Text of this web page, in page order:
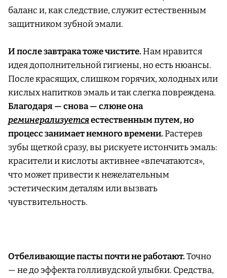
баланс и, как следствие, служит естественным
защитником зубной эмали.
И после завтрака тоже чистите.Нам нравится
идея дополнительной гигиены, но есть нюансы.
После красящих, слишком горячих, холодных или
кислых напитков эмаль и так слегка повреждена.
Благодаря — снова — слюне она
реминерализуетсяестественным путем, но
процесс занимает немного времени.Растерев
зубы щеткой сразу, вы рискуете истончить эмаль:
красители и кислоты активнее «впечатаются»,
что может привести к нежелательным
эстетическим деталям или вызвать
чувствительность.
Отбеливающие пасты почти не работают.Точно
— не до эффекта голливудской улыбки. Средства,